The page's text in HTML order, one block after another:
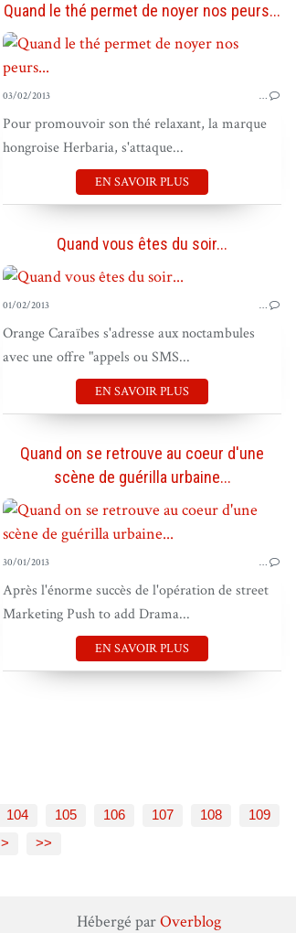
Quand le thé permet de noyer nos peurs...
03/02/2013 …
Pour promouvoir son thé relaxant, la marque
hongroise Herbaria, s'attaque...
EN SAVOIR PLUS
PUB EN FRANCE
Quand vous êtes du soir...
01/02/2013 …
Orange Caraïbes s'adresse aux noctambules
avec une offre "appels ou SMS...
EN SAVOIR PLUS
PUB DANS LE MONDE
Quand on se retrouve au coeur d'une
scène de guérilla urbaine...
30/01/2013 …
Après l'énorme succès de l'opération de street
Marketing Push to add Drama...
EN SAVOIR PLUS
PUB DANS LE MONDE
104 105 106 107 108
109
120
130
140
150
160
170
180
190
200
> >>
Hébergé parOverblog